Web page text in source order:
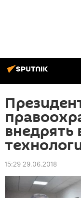
внедрять
15:29 29.06.2018